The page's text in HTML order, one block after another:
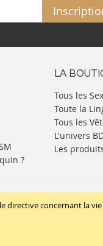
directive concernant la
?
LA
Tous les
Toute la
Tous les
L'univers
Les
de cookies